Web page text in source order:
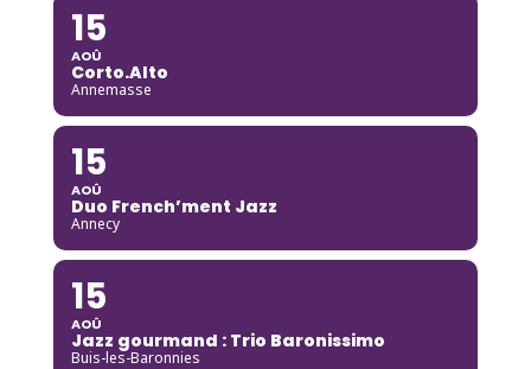
15
AOÛ
Corto.Alto
Annemasse
15
AOÛ
Duo French’ment Jazz
Annecy
15
AOÛ
Jazz gourmand : Trio Baronissimo
Buis-les-Baronnies